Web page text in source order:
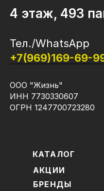
4 этаж, 493
Тел./WhatsApp
+7(969)169-69-
ООО "Жизнь"
ИНН 7730330607
ОГРН 1247700723280
КАТАЛОГ
БРЕНДЫ
АКЦИИ